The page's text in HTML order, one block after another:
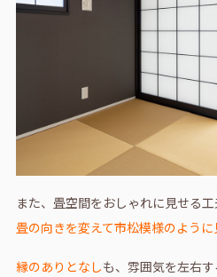
また、畳空間をおしゃれに見せる
畳の向きを変えて市松模様のように
縁のありとなしも、雰囲気を左右す